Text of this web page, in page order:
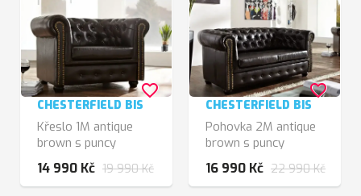
CHESTERFIELD BIS
Křeslo 1M antique
brown s puncy
14 990 Kč 19 990 Kč
favorite_border
CHESTERFIELD BIS
Pohovka 2M antique
brown s puncy
16 990 Kč 22 990 Kč
favorite_border